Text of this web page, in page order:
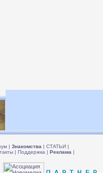
| Знакомства | СТАТЬИ |
| Поддержка | Реклама |